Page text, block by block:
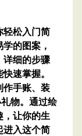
轻松入门简
的图案，
详细的步骤
速掌握。
作手账、装
物。通过绘
，让你的生
进入这个简